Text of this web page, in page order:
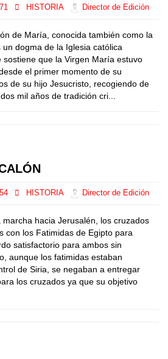
HISTORIA Director de Edición
de María, conocida también como la
dogma de la Iglesia católica
sostiene que la Virgen María estuvo
el primer momento de su
de su hijo Jesucristo, recogiendo de
mil años de tradición cri...
HISTORIA Director de Edición
hacia Jerusalén, los cruzados
con los Fatimidas de Egipto para
satisfactorio para ambos sin
aunque los fatimidas estaban
de Siria, se negaban a entregar
los cruzados ya que su objetivo